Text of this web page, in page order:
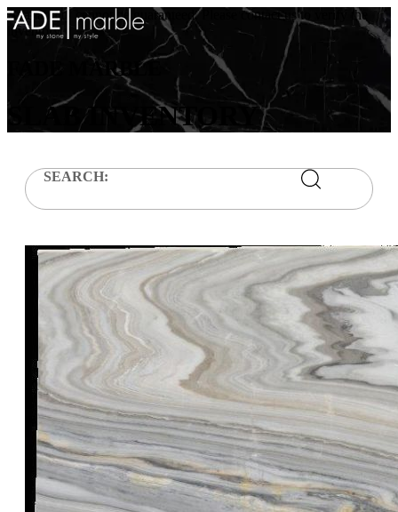
Availability cannot be guaranteed. Please contact us to verify the
inventory.
FADE MARBLE
SLAB INVENTORY
SEARCH: